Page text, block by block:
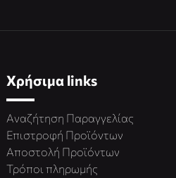
Χρήσιμα links
Αναζήτηση Παραγγελίας
Επιστροφή Προϊόντων
Αποστολή Προϊόντων
Τρόποι πληρωμής